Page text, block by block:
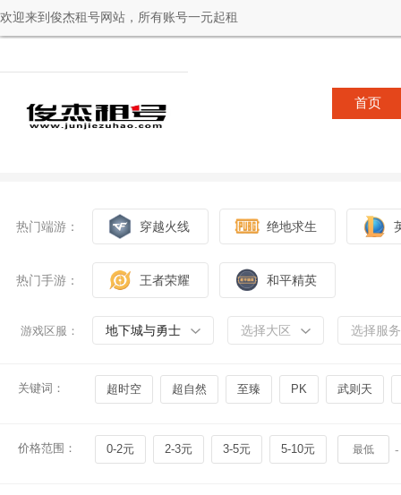
欢迎来到俊杰租号网站，所有账号一元起租
首页
热门端游： 穿越火线 绝地求生
热门手游： 王者荣耀 和平精英
游戏区服： 地下城与勇士 选择大区 选择服
关键词： 超时空 超自然 至臻 PK 武则天
价格范围： 0-2元 2-3元 3-5元 5-10元 -